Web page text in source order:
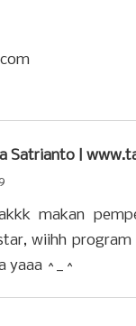
Satrianto |
makan
wiihh program
yaaa ^_^